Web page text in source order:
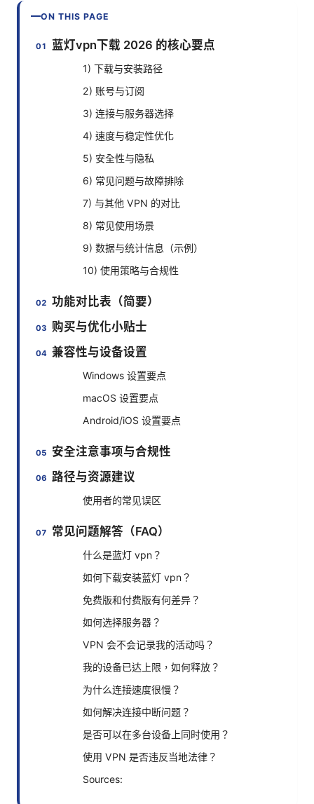
ON THIS PAGE
蓝灯vpn下载 2026 的核心要点
1) 下载与安装路径
2) 账号与订阅
3) 连接与服务器选择
4) 速度与稳定性优化
5) 安全性与隐私
6) 常见问题与故障排除
7) 与其他 VPN 的对比
8) 常见使用场景
9) 数据与统计信息（示例）
10) 使用策略与合规性
功能对比表（简要）
购买与优化小贴士
兼容性与设备设置
Windows 设置要点
macOS 设置要点
Android/iOS 设置要点
安全注意事项与合规性
路径与资源建议
使用者的常见误区
常见问题解答（FAQ）
什么是蓝灯 vpn？
如何下载安装蓝灯 vpn？
免费版和付费版有何差异？
如何选择服务器？
VPN 会不会记录我的活动吗？
我的设备已达上限，如何释放？
为什么连接速度很慢？
如何解决连接中断问题？
是否可以在多台设备上同时使用？
使用 VPN 是否违反当地法律？
Sources: